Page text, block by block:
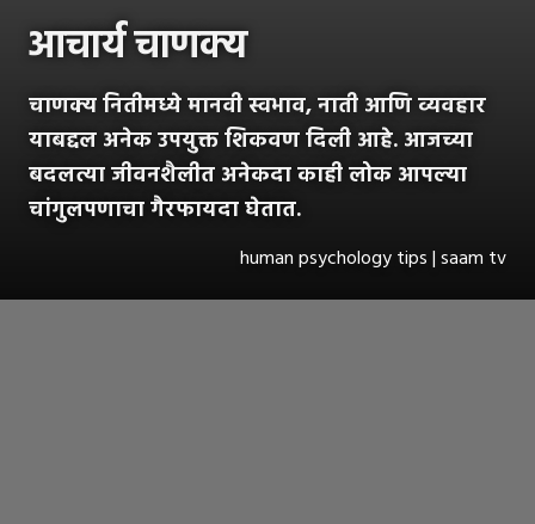
आचार्य चाणक्य
चाणक्य नितीमध्ये मानवी स्वभाव, नाती आणि व्यवहार
याबद्दल अनेक उपयुक्त शिकवण दिली आहे. आजच्या
बदलत्या जीवनशैलीत अनेकदा काही लोक आपल्या
चांगुलपणाचा गैरफायदा घेतात.
human psychology tips | saam tv